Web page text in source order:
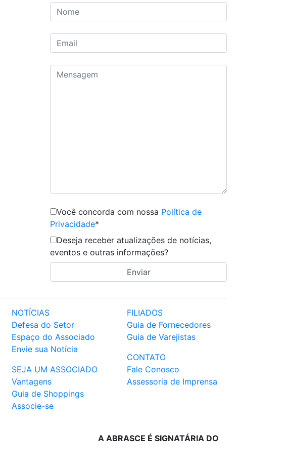
Você concorda com nossa Política de
Privacidade*
Deseja receber atualizações de notícias,
eventos e outras informações?
NOTÍCIAS
Defesa do Setor
Espaço do Associado
Envie sua Notícia
SEJA UM ASSOCIADO
Vantagens
Guia de Shoppings
Associe-se
FILIADOS
Guia de Fornecedores
Guia de Varejistas
CONTATO
Fale Conosco
Assessoria de Imprensa
A ABRASCE É SIGNATÁRIA DO